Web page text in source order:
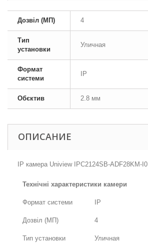
Дозвіл (МП) 4
Тип
установки
Уличная
Формат
системи
IP
Обєктив 2.8 мм
ОПИСАНИЕ
IP камера Uniview IPC2124SB-ADF28KM-I0
Технічні характеристики камери
Формат системи IP
Дозвіл (МП) 4
Тип установки Уличная